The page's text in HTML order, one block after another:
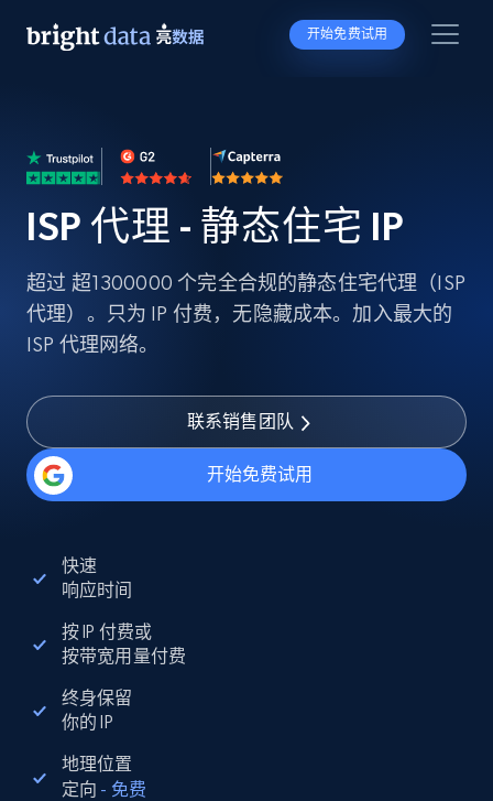
开始免费试用
ISP 代理 - 静态住宅 IP
超过 超1300000 个完全合规的静态住宅代理（ISP
代理）。只为 IP 付费，无隐藏成本。加入最大的
ISP 代理网络。
联系销售团队
开始免费试用
快速
响应时间
按 IP 付费或
按带宽用量付费
终身保留
你的 IP
地理位置
定向 - 免费